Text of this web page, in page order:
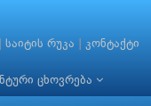
საიტის რუკა კონტაქტი
ცხოვრება